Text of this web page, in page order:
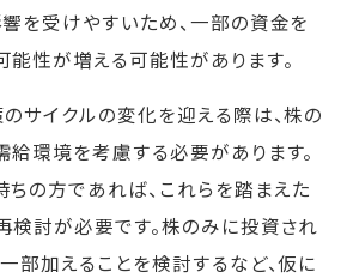
を受けやすいため、一部の資金を
性が増える可能性があります。
サイクルの変化を迎える際は、株の
環境を考慮する必要があります。
の方であれば、これらを踏まえた
検討が必要です。株のみに投資され
部加えることを検討するなど、仮に